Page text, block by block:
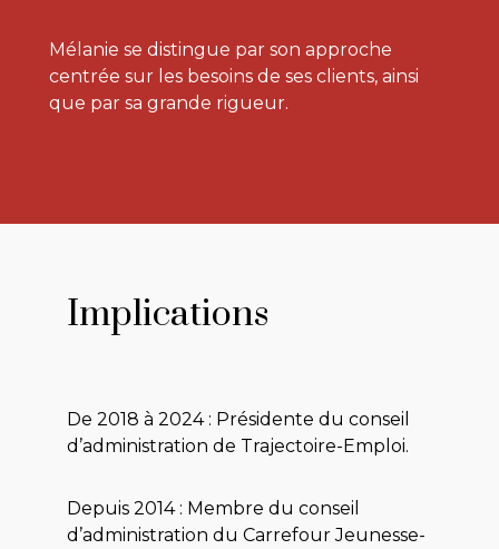
Mélanie se distingue par son approche
centrée sur les besoins de ses clients, ainsi
que par sa grande rigueur.
Implications
De 2018 à 2024 : Présidente du conseil
d’administration de Trajectoire-Emploi.
Depuis 2014 : Membre du conseil
d’administration du Carrefour Jeunesse-